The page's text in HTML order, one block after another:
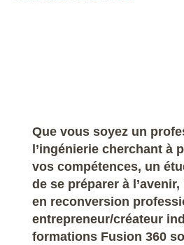
Que vous soyez un
l’ingénierie cherchant à
vos compétences, un
de se préparer à
en reconversion
entrepreneur/créateur
formations Fusion 360